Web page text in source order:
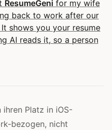
ResumeGeni for my wife
back to work after our
shows you your resume
AI reads it, so a person
Platz in iOS-
bezogen, nicht